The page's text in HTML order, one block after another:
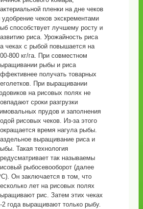
пленки на дне чеков
удобрение чеков экскрементами
способствует лучшему росту и
риса. Урожайность риса
чеках с рыбой повышается на
800 кг/га. При совместном
рыбы и риса
получать товарных
При выращивании
на рисовых полях не
сроки разгрузки
прудов и заполнения
рисовых чеков. Из-за этого
время нагула рыбы.
выращивание риса и
Такая технология
так называемы
рыбосевооборот (далее
Он заключается в том, что
лет на рисовых полях
рис. Затем этих чеках
2 года выращивают только рыбу.